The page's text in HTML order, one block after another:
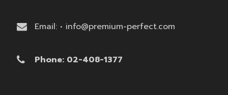
Email: • info@premium-perfect.com
Phone: 02-408-1377